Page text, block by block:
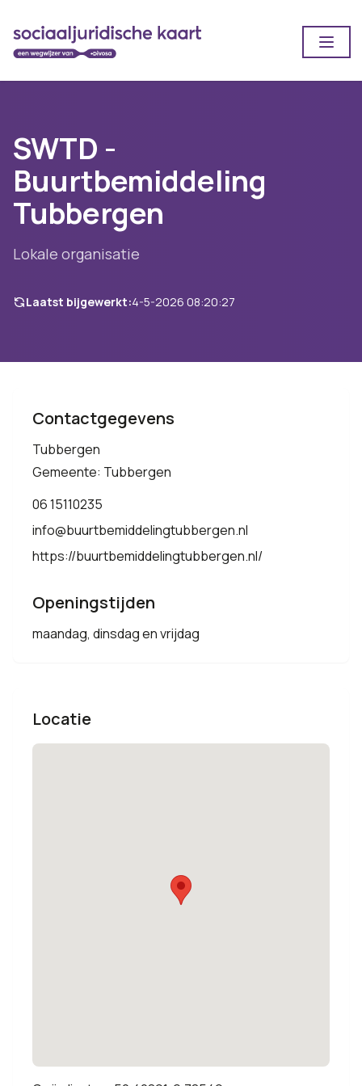
SWTD -
Buurtbemiddeling
Tubbergen
Lokale organisatie
Laatst bijgewerkt:4-5-2026 08:20:27
Contactgegevens
Tubbergen
Gemeente: Tubbergen
06 15110235
info@buurtbemiddelingtubbergen.nl
https://buurtbemiddelingtubbergen.nl/
Openingstijden
maandag, dinsdag en vrijdag
Locatie